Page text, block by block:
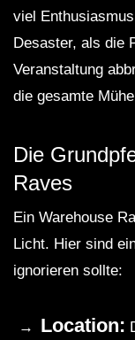
viel
Desaster, als die
Veranstaltung
die gesamte
Die
Raves
Ein Warehouse
Licht. Hier sind
ignorieren sollte:
Location: